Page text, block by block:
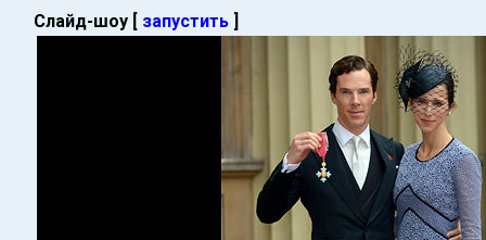
Слайд-шоу [ запустить ]